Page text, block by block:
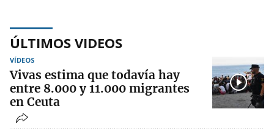
ÚLTIMOS VIDEOS
VÍDEOS
Vivas estima que todavía hay
entre 8.000 y 11.000 migrantes
en Ceuta